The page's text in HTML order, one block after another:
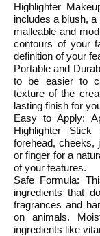
Highlighter
includes a blush,
malleable and
contours of your
definition of your
Portable and
to be easier to
texture of the
lasting finish for
Easy to Apply:
Highlighter
forehead, cheeks,
or finger for a
of your features.
Safe Formula:
ingredients that
fragrances and
on animals.
ingredients like